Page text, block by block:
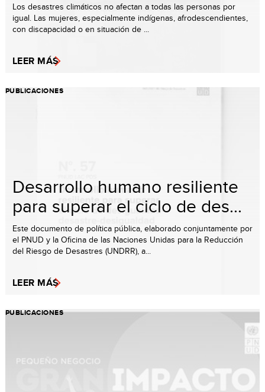
Los desastres climáticos no afectan a todas las personas por
igual. Las mujeres, especialmente indígenas, afrodescendientes,
con discapacidad o en situación de ...
LEER MÁS
PUBLICACIONES
Desarrollo humano resiliente
para superar el ciclo de des...
Este documento de política pública, elaborado conjuntamente por
el PNUD y la Oficina de las Naciones Unidas para la Reducción
del Riesgo de Desastres (UNDRR), a...
LEER MÁS
PUBLICACIONES